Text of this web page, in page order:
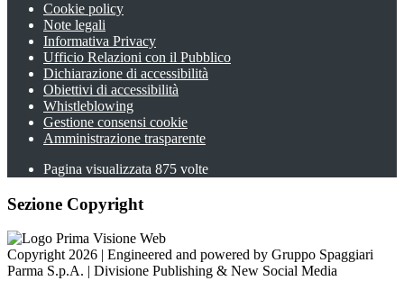
Cookie policy
Note legali
Informativa Privacy
Ufficio Relazioni con il Pubblico
Dichiarazione di accessibilità
Obiettivi di accessibilità
Whistleblowing
Gestione consensi cookie
Amministrazione trasparente
Pagina visualizzata 875 volte
Sezione Copyright
Copyright 2026 | Engineered and powered by Gruppo Spaggiari
Parma S.p.A. | Divisione Publishing & New Social Media